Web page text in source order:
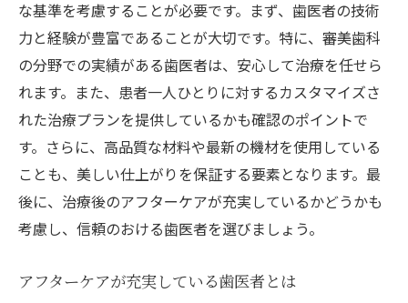
な基準を考慮することが必要です。まず、歯医者の技術
力と経験が豊富であることが大切です。特に、審美歯科
の分野での実績がある歯医者は、安心して治療を任せら
れます。また、患者一人ひとりに対するカスタマイズさ
れた治療プランを提供しているかも確認のポイントで
す。さらに、高品質な材料や最新の機材を使用している
ことも、美しい仕上がりを保証する要素となります。最
後に、治療後のアフターケアが充実しているかどうかも
考慮し、信頼のおける歯医者を選びましょう。
アフターケアが充実している歯医者とは